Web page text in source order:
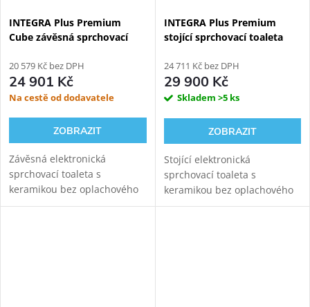
INTEGRA Plus Premium
Cube závěsná sprchovací
20 579 Kč bez DPH
24 901 Kč
Na cestě od dodavatele
ZOBRAZIT
Závěsná elektronická
sprchovací toaleta s
keramikou bez oplachového
kruhu. Hranatá prémiová
INTEGRA Plus Premium
stojící sprchovací toaleta
24 711 Kč bez DPH
29 900 Kč
Skladem >5 ks
ZOBRAZIT
Stojící elektronická
sprchovací toaleta s
keramikou bez oplachového
kruhu. Oblá prémiová verze s